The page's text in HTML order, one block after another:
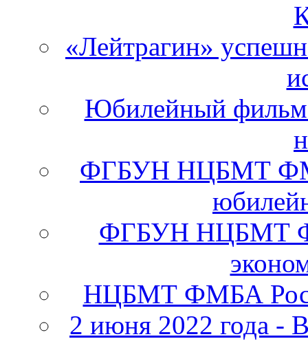
«Лейтрагин»
Юбилейный
ФГБУН НЦБМТ
ФГБУН НЦБМТ
НЦБМТ ФМБА
2 июня 2022 года -